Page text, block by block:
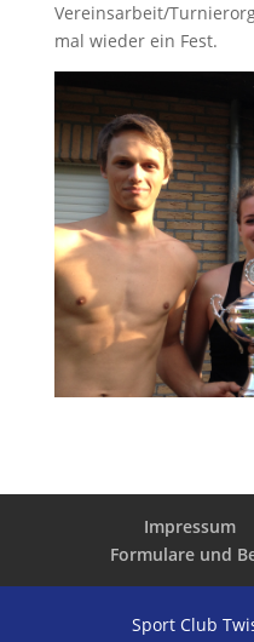
Vereinsarbeit/
mal wieder ein Fest.
Impressum
Formulare und
Sport Club